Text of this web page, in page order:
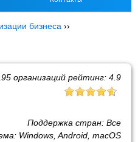
бизнеса ››
организаций рейтинг: 4.9
Поддержка стран: Все
Windows, Android, macOS